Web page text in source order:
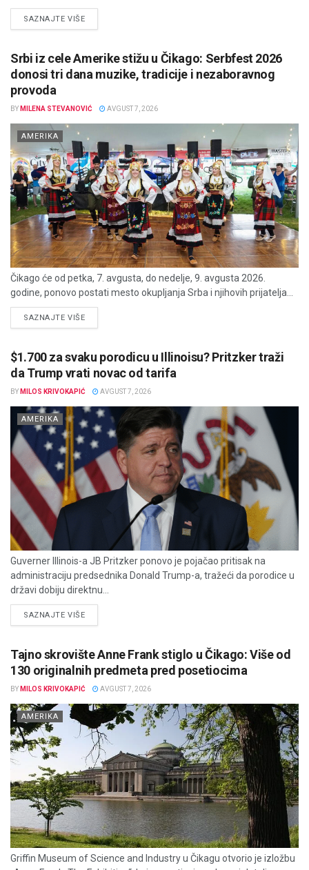
SAZNAJTE VIŠEDETAILS
Srbi iz cele Amerike stižu u Čikago: Serbfest 2026
donosi tri dana muzike, tradicije i nezaboravnog
provoda
BY MILENA STEVANOVIĆ AVGUST 7, 2026
AMERIKA
Čikago će od petka, 7. avgusta, do nedelje, 9. avgusta 2026.
godine, ponovo postati mesto okupljanja Srba i njihovih prijatelja...
SAZNAJTE VIŠEDETAILS
$1.700 za svaku porodicu u Illinoisu? Pritzker traži
da Trump vrati novac od tarifa
BY MILOS KRIVOKAPIĆ AVGUST 7, 2026
AMERIKA
Guverner Illinois-a JB Pritzker ponovo je pojačao pritisak na
administraciju predsednika Donald Trump-a, tražeći da porodice u
državi dobiju direktnu...
SAZNAJTE VIŠEDETAILS
Tajno skrovište Anne Frank stiglo u Čikago: Više od
130 originalnih predmeta pred posetiocima
BY MILOS KRIVOKAPIĆ AVGUST 7, 2026
AMERIKA
Griffin Museum of Science and Industry u Čikagu otvorio je izložbu